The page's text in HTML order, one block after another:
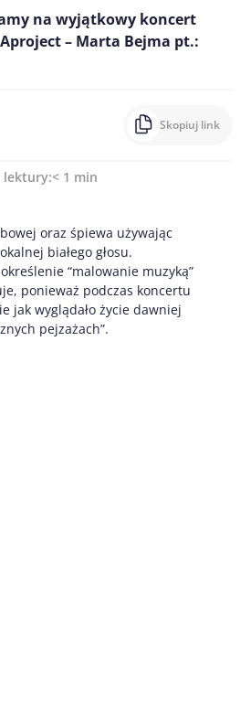
na wyjątkowy koncert
– Marta Bejma pt.:
Skopiuj link
lektury:< 1 min
oraz śpiewa używając
białego głosu.
“malowanie muzyką”
ponieważ podczas koncertu
jak wyglądało życie dawniej
pejzażach”.